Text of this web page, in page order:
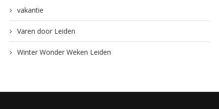
vakantie
Varen door Leiden
Winter Wonder Weken Leiden